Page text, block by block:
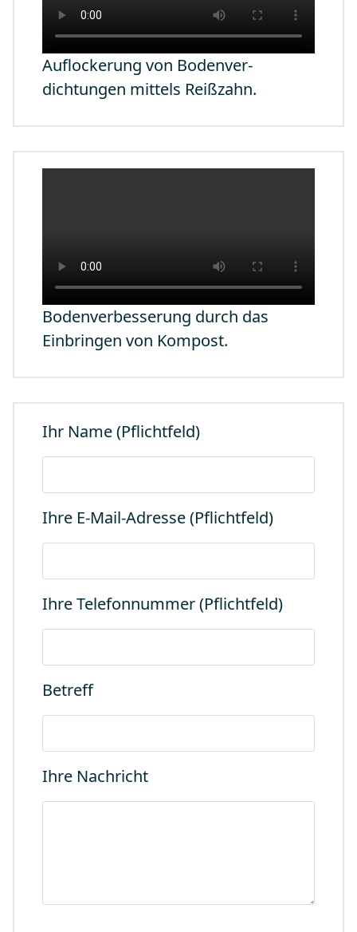
Auflockerung von Bodenver-
dichtungen mittels Reißzahn.
Bodenverbesserung durch das
Einbringen von Kompost.
Ihr Name (Pflichtfeld)
Ihre E-Mail-Adresse (Pflichtfeld)
Ihre Telefonnummer (Pflichtfeld)
Betreff
Ihre Nachricht